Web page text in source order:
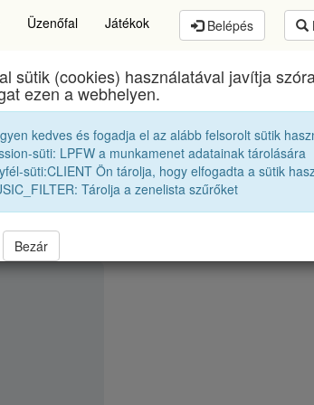
Üzenőfal Játékok Belépés
István Elméleti Líceumegykori
J. Mihály
sütik (cookies) használatával javítja
ezen a webhelyen.
kedves és fogadja el az alább felsorolt sütik
süti: LPFW a munkamenet adatainak tárolására
süti:CLIENT Ön tárolja, hogy elfogadta a sütik
Tárolja a zenelista szűrőket
Bezár